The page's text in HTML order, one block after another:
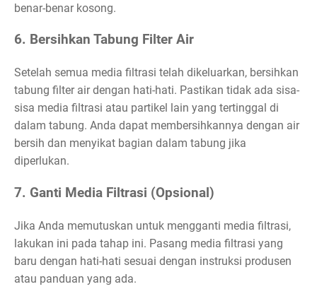
benar-benar kosong.
6. Bersihkan Tabung Filter Air
Setelah semua media filtrasi telah dikeluarkan, bersihkan
tabung filter air dengan hati-hati. Pastikan tidak ada sisa-
sisa media filtrasi atau partikel lain yang tertinggal di
dalam tabung. Anda dapat membersihkannya dengan air
bersih dan menyikat bagian dalam tabung jika
diperlukan.
7. Ganti Media Filtrasi (Opsional)
Jika Anda memutuskan untuk mengganti media filtrasi,
lakukan ini pada tahap ini. Pasang media filtrasi yang
baru dengan hati-hati sesuai dengan instruksi produsen
atau panduan yang ada.